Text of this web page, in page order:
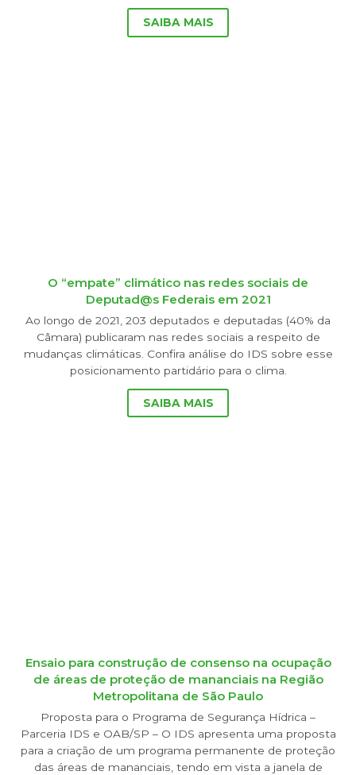
SAIBA MAIS
O “empate” climático nas redes sociais de
Deputad@s Federais em 2021
Ao longo de 2021, 203 deputados e deputadas (40% da
Câmara) publicaram nas redes sociais a respeito de
mudanças climáticas. Confira análise do IDS sobre esse
posicionamento partidário para o clima.
SAIBA MAIS
Ensaio para construção de consenso na ocupação
de áreas de proteção de mananciais na Região
Metropolitana de São Paulo
Proposta para o Programa de Segurança Hídrica –
Parceria IDS e OAB/SP – O IDS apresenta uma proposta
para a criação de um programa permanente de proteção
das áreas de mananciais, tendo em vista a janela de